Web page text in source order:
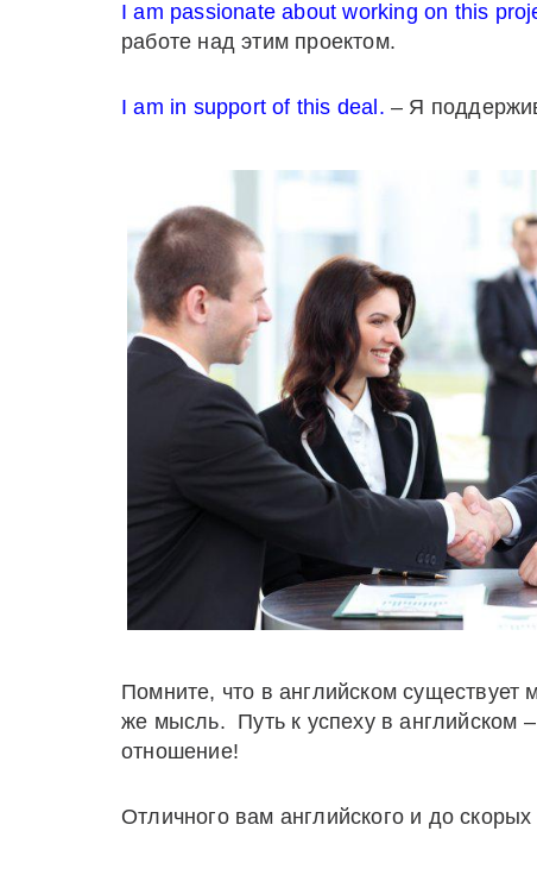
I am passionate about working on this
работе над этим проектом.
I am in support of this deal. – Я
Помните, что в английском существует
же мысль. Путь к успеху в английском
отношение!
Отличного вам английского и до скорых